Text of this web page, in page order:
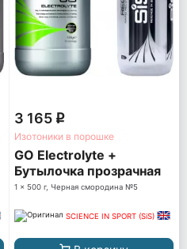
3 165 q
Изотоники в порошке
GO Electrolyte +
Бутылочка прозрачная
1 x 500 г, Черная смородина №5
SCIENCE IN SPORT (SiS)